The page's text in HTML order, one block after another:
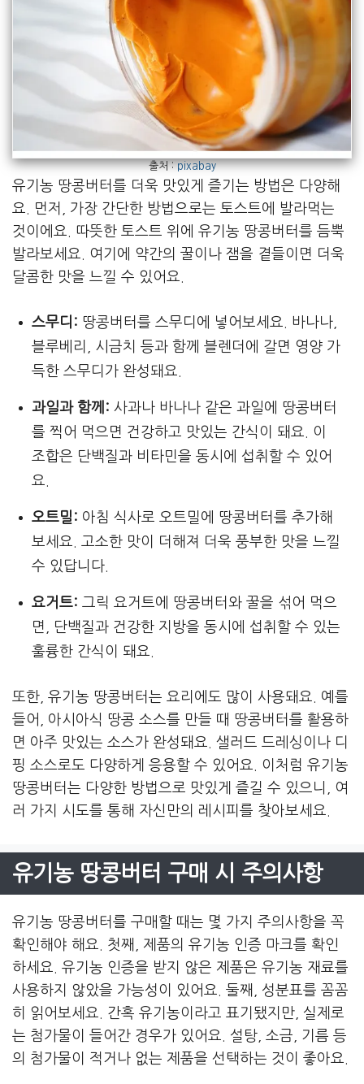
출처 :pixabay
유기농 땅콩버터를 더욱 맛있게 즐기는 방법은 다양해
요. 먼저, 가장 간단한 방법으로는 토스트에 발라먹는
것이에요. 따뜻한 토스트 위에 유기농 땅콩버터를 듬뿍
발라보세요. 여기에 약간의 꿀이나 잼을 곁들이면 더욱
달콤한 맛을 느낄 수 있어요.
스무디: 땅콩버터를 스무디에 넣어보세요. 바나나,
블루베리, 시금치 등과 함께 블렌더에 갈면 영양 가
득한 스무디가 완성돼요.
과일과 함께: 사과나 바나나 같은 과일에 땅콩버터
를 찍어 먹으면 건강하고 맛있는 간식이 돼요. 이
조합은 단백질과 비타민을 동시에 섭취할 수 있어
요.
오트밀: 아침 식사로 오트밀에 땅콩버터를 추가해
보세요. 고소한 맛이 더해져 더욱 풍부한 맛을 느낄
수 있답니다.
요거트: 그릭 요거트에 땅콩버터와 꿀을 섞어 먹으
면, 단백질과 건강한 지방을 동시에 섭취할 수 있는
훌륭한 간식이 돼요.
또한, 유기농 땅콩버터는 요리에도 많이 사용돼요. 예를
들어, 아시아식 땅콩 소스를 만들 때 땅콩버터를 활용하
면 아주 맛있는 소스가 완성돼요. 샐러드 드레싱이나 디
핑 소스로도 다양하게 응용할 수 있어요. 이처럼 유기농
땅콩버터는 다양한 방법으로 맛있게 즐길 수 있으니, 여
러 가지 시도를 통해 자신만의 레시피를 찾아보세요.
유기농 땅콩버터 구매 시 주의사항
유기농 땅콩버터를 구매할 때는 몇 가지 주의사항을 꼭
확인해야 해요. 첫째, 제품의 유기농 인증 마크를 확인
하세요. 유기농 인증을 받지 않은 제품은 유기농 재료를
사용하지 않았을 가능성이 있어요. 둘째, 성분표를 꼼꼼
히 읽어보세요. 간혹 유기농이라고 표기됐지만, 실제로
는 첨가물이 들어간 경우가 있어요. 설탕, 소금, 기름 등
의 첨가물이 적거나 없는 제품을 선택하는 것이 좋아요.